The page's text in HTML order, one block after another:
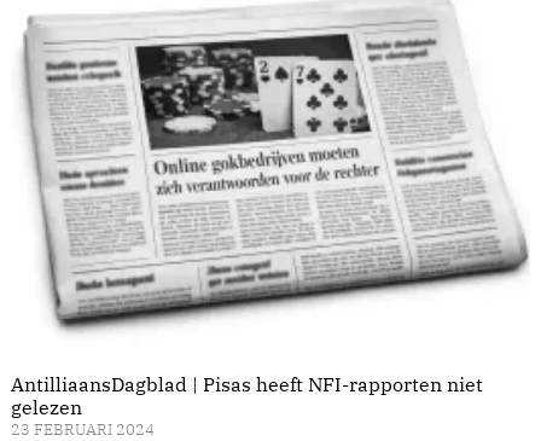
AntilliaansDagblad | Pisas heeft NFI-rapporten niet
gelezen
23 FEBRUARI 2024